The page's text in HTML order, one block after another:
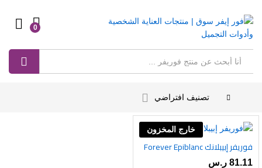
0
تصنيف افتراضي
خارج المخزون
أضف
فوريفر إبيبلانك Forever Epiblanc
81.11 ر.س